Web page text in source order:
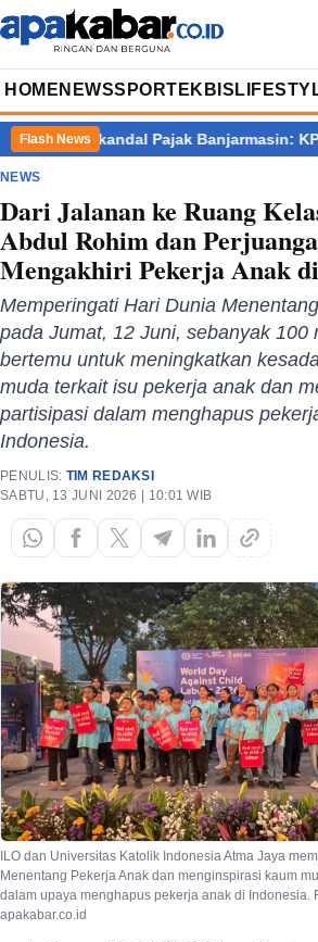
HOME NEWSSPORT EKBIS
Flash News
Skandal Pajak Banjarmasin: KPK
NEWS
Dari Jalanan ke Ruang
Abdul Rohim dan
Mengakhiri Pekerja Anak
Memperingati Hari Dunia
pada Jumat, 12 Juni, sebanyak 100
bertemu untuk meningkatkan
muda terkait isu pekerja anak dan
partisipasi dalam menghapus
Indonesia.
PENULIS: TIM REDAKSI
SABTU, 13 JUNI 2026 | 10:01 WIB
ILO dan Universitas Katolik Indonesia Atma Jaya
Menentang Pekerja Anak dan menginspirasi kaum
dalam upaya menghapus pekerja anak di Indonesia.
apakabar.co.id